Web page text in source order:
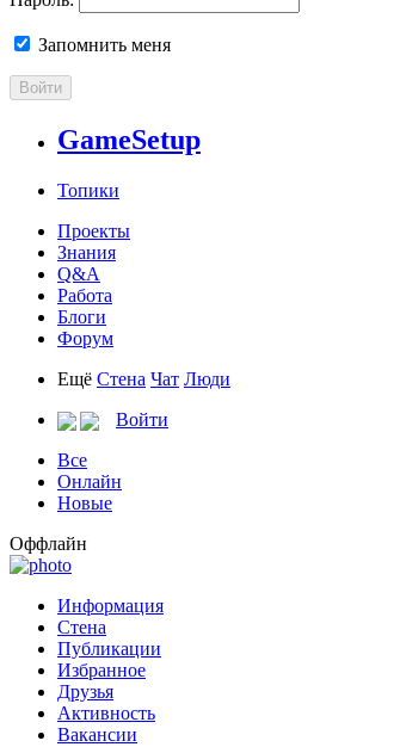
Запомнить меня
Войти
GameSetup
Топики
Проекты
Знания
Q&A
Работа
Блоги
Форум
Ещё Стена Чат Люди
Войти
Все
Онлайн
Новые
Оффлайн
Информация
Стена
Публикации
Избранное
Друзья
Активность
Вакансии